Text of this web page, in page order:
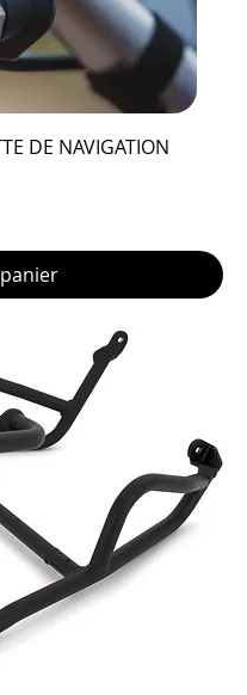
DE NAVIGATION